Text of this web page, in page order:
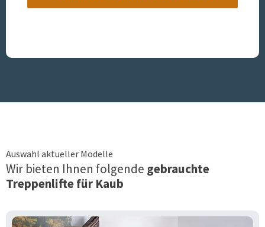
Auswahl aktueller Modelle
Wir bieten Ihnen folgende gebrauchte
Treppenlifte für Kaub